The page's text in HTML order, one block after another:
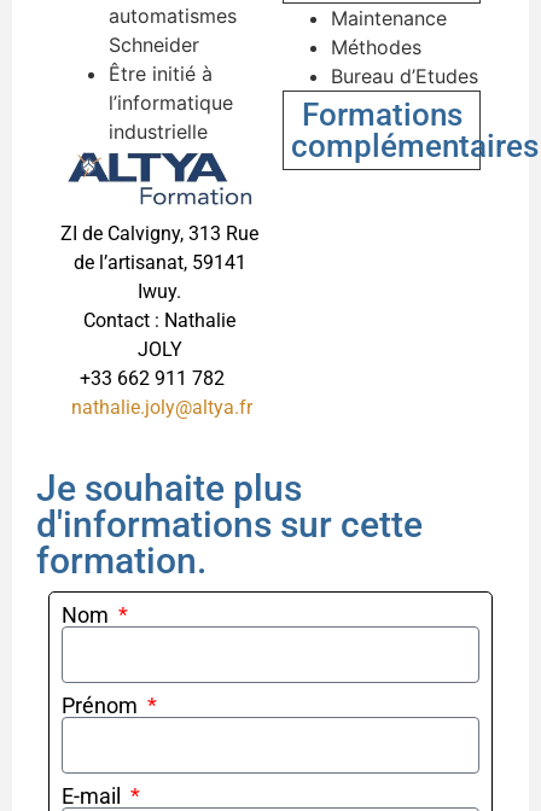
automatismes
Schneider
Être initié à
l’informatique
industrielle
ZI de Calvigny, 313 Rue
de l’artisanat, 59141
Iwuy.
Contact : Nathalie
JOLY
+33 662 911 782
nathalie.joly@altya.fr
Maintenance
Méthodes
Bureau d’Etudes
Formations
complémentaires
Je souhaite plus
d'informations sur cette
formation.
Nom
Prénom
E-mail